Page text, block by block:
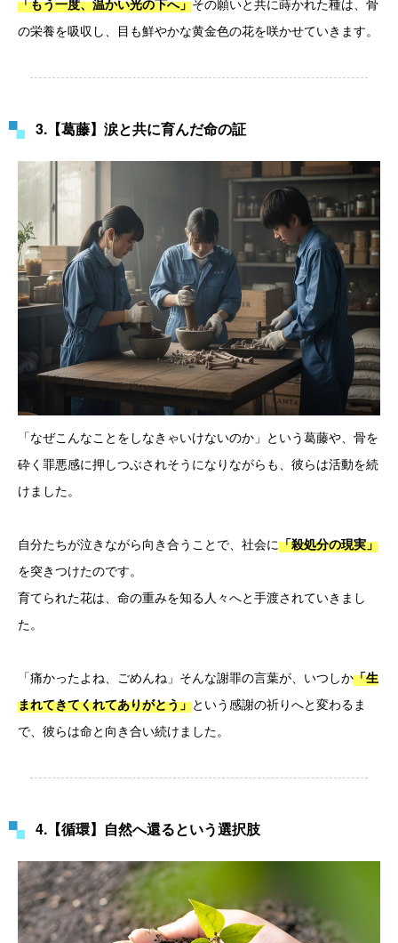
の栄養を吸収し、目も鮮やかな黄金色の花を咲かせていきます。
3.【葛藤】涙と共に育んだ命の証
「なぜこんなことをしなきゃいけないのか」という葛藤や、骨を
砕く罪悪感に押しつぶされそうになりながらも、彼らは活動を続
けました。
自分たちが泣きながら向き合うことで、社会に「殺処分の現実」
を突きつけたのです。
育てられた花は、命の重みを知る人々へと手渡されていきまし
た。
「痛かったよね、ごめんね」そんな謝罪の言葉が、いつしか「生
まれてきてくれてありがとう」という感謝の祈りへと変わるま
で、彼らは命と向き合い続けました。
4.【循環】自然へ還るという選択肢